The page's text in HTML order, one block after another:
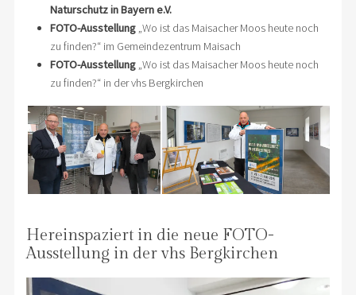
Naturschutz in Bayern e.V.
FOTO-Ausstellung„Wo ist das Maisacher Moos heute noch
zu finden?“ im Gemeindezentrum Maisach
FOTO-Ausstellung„Wo ist das Maisacher Moos heute noch
zu finden?“ in der vhs Bergkirchen
Hereinspaziert in die neue FOTO-
Ausstellung in der vhs Bergkirchen